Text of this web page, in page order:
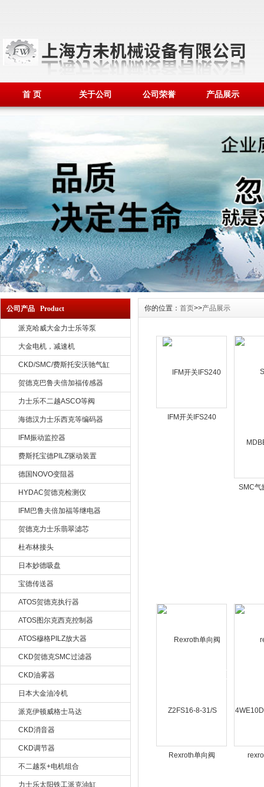
首 页 关于公司 公司荣誉 产品展示
公司产品 Product
派克哈威大金力士乐等泵
大金电机，减速机
CKD/SMC/费斯托安沃驰气缸
贺德克巴鲁夫倍加福传感器
力士乐不二越ASCO等阀
海德汉力士乐西克等编码器
IFM振动监控器
费斯托宝德PILZ驱动装置
德国NOVO变阻器
HYDAC贺德克检测仪
IFM巴鲁夫倍加福等继电器
贺德克力士乐翡翠滤芯
杜布林接头
日本妙德吸盘
宝德传送器
ATOS贺德克执行器
ATOS图尔克西克控制器
ATOS穆格PILZ放大器
CKD贺德克SMC过滤器
CKD油雾器
日本大金油冷机
派克伊顿威格士马达
CKD消音器
CKD调节器
不二越泵+电机组合
力士乐太阳铁工派克油缸
你的位置： 首页>>产品展示
IFM开关IFS240
SMC气
Rexroth单向阀